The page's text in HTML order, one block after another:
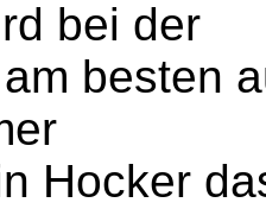
bei der
besten
Hocker